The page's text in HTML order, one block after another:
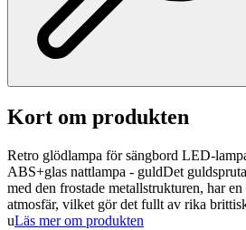
Kort om produkten
Retro glödlampa för sängbord LED-
ABS+glas nattlampa - guldDet
med den frostade metallstrukturen, har
atmosfär, vilket gör det fullt av rika
uLäs mer om produkten